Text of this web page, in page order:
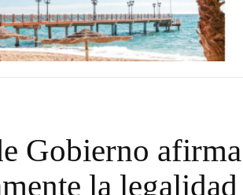
Gobierno
la